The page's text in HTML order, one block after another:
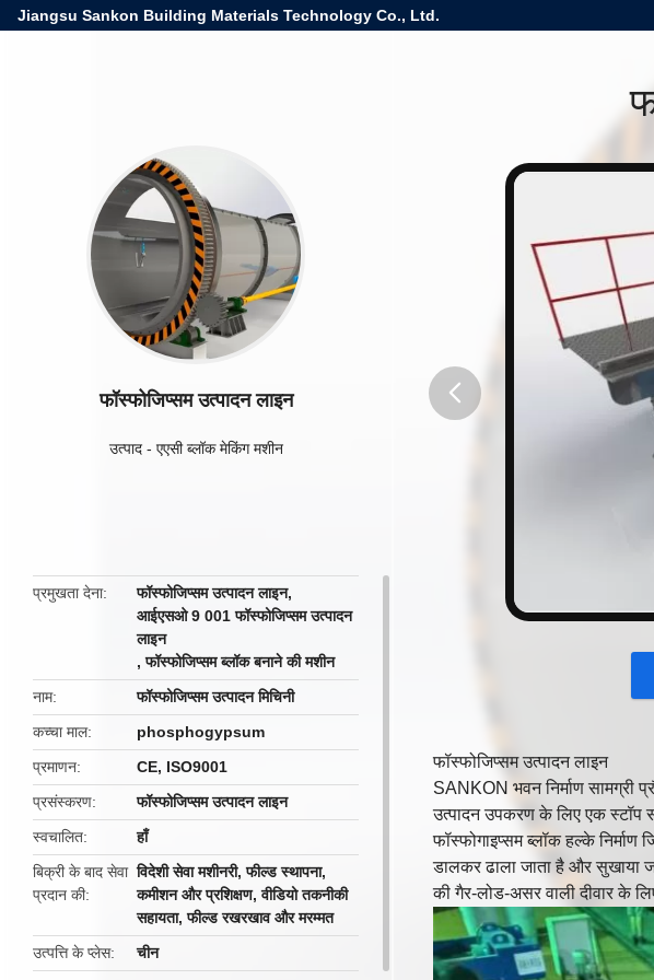
Jiangsu Sankon Building Materials Technology Co., Ltd.
फॉस्फोजिप्सम उत्पादन लाइन
उत्पाद- एएसी ब्लॉक मेकिंग मशीन
प्रमुखता देना फॉस्फोजिप्सम उत्पादन लाइन,
आईएसओ 9 001 फॉस्फोजिप्सम उत्पादन
लाइन
,फॉस्फोजिप्सम ब्लॉक बनाने की मशीन
नाम
फॉस्फोजिप्सम उत्पादन मिचिनी
कच्चा माल
phosphogypsum
प्रमाणन
CE, ISO9001
प्रसंस्करण
फॉस्फोजिप्सम उत्पादन लाइन
स्वचालित
हाँ
बिक्री के बाद सेवा
प्रदान की
विदेशी सेवा मशीनरी, फील्ड स्थापना,
कमीशन और प्रशिक्षण, वीडियो तकनीकी
सहायता, फील्ड रखरखाव और मरम्मत
उत्पत्ति के प्लेस
चीन
फॉस्फोजिप्सम उत्पादन लाइन
SANKON भवन निर्माण सामग्री
उत्पादन उपकरण के लिए एक स्टॉप
फॉस्फोगाइप्सम ब्लॉक हल्के निर्माण
डालकर ढाला जाता है और
की गैर-लोड-असर वाली दीवार के